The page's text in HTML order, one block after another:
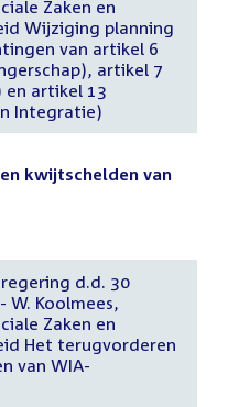
Zaken en
Wijziging planning
van artikel 6
artikel 7
en artikel 13
Integratie)
kwijtschelden van
d.d. 30
W. Koolmees,
Zaken en
Het terugvorderen
van WIA-